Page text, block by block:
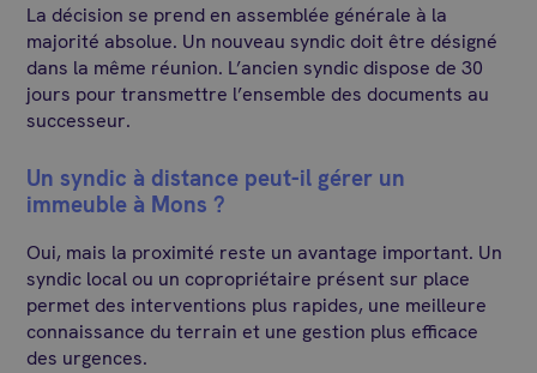
La décision se prend en assemblée générale à la
majorité absolue. Un nouveau syndic doit être désigné
dans la même réunion. L’ancien syndic dispose de 30
jours pour transmettre l’ensemble des documents au
successeur.
Un syndic à distance peut-il gérer un
immeuble à Mons ?
Oui, mais la proximité reste un avantage important. Un
syndic local ou un copropriétaire présent sur place
permet des interventions plus rapides, une meilleure
connaissance du terrain et une gestion plus efficace
des urgences.